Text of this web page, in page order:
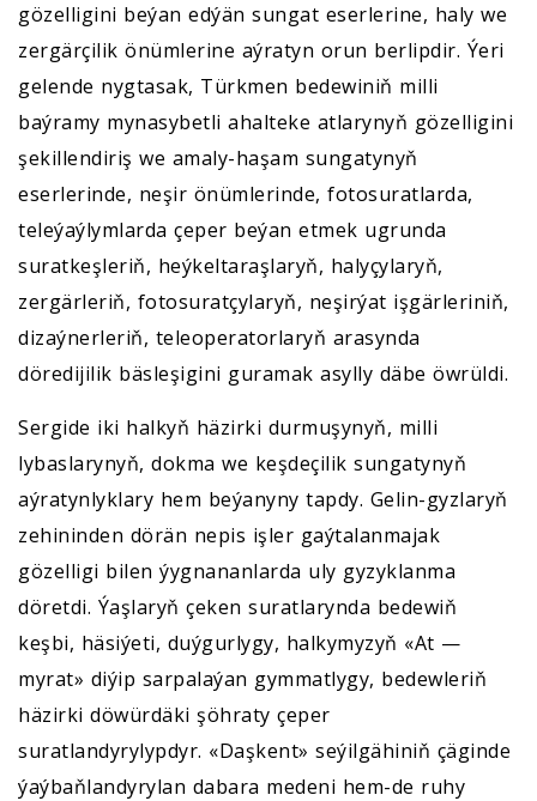
gözelligini beýan edýän sungat eserlerine, haly we
zergärçilik önümlerine aýratyn orun berlipdir. Ýeri
gelende nygtasak, Türkmen bedewiniň milli
baýramy mynasybetli ahalteke atlarynyň gözelligini
şekillendiriş we amaly-haşam sungatynyň
eserlerinde, neşir önümlerinde, fotosuratlarda,
teleýaýlymlarda çeper beýan etmek ugrunda
suratkeşleriň, heýkeltaraşlaryň, halyçylaryň,
zergärleriň, fotosuratçylaryň, neşirýat işgärleriniň,
dizaýnerleriň, teleoperatorlaryň arasynda
döredijilik bäsleşigini guramak asylly däbe öwrüldi.
Sergide iki halkyň häzirki durmuşynyň, milli
lybaslarynyň, dokma we keşdeçilik sungatynyň
aýratynlyklary hem beýanyny tapdy. Gelin-gyzlaryň
zehininden dörän nepis işler gaýtalanmajak
gözelligi bilen ýygnananlarda uly gyzyklanma
döretdi. Ýaşlaryň çeken suratlarynda bedewiň
keşbi, häsiýeti, duýgurlygy, halkymyzyň «At —
myrat» diýip sarpalaýan gymmatlygy, bedewleriň
häzirki döwürdäki şöhraty çeper
suratlandyrylypdyr. «Daşkent» seýilgähiniň çäginde
ýaýbaňlandyrylan dabara medeni hem-de ruhy